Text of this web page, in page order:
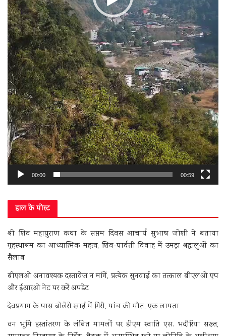
00:00 00:59
हाल के पोस्ट
श्री शिव महापुराण कथा के सप्तम दिवस आचार्य सुभाष जोशी ने बताया
गृहस्थाश्रम का आध्यात्मिक महत्व, शिव-पार्वती विवाह में उमड़ा श्रद्धालुओं का
सैलाब
बीएलओ अनावश्यक दस्तावेज न मांगें, प्रत्येक सुनवाई का तत्काल बीएलओ एप
और ईआरओ नेट पर करें अपडेट
देवप्रयाग के पास बोलेरो खाई में गिरी, पांच की मौत, एक लापता
वन भूमि हस्तांतरण के लंबित मामलों पर डीएम स्वाति एस. भदौरिया सख्त,